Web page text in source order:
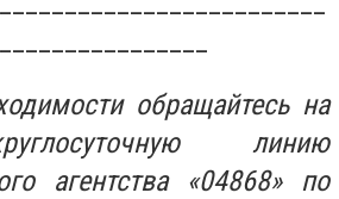
обращайтесь на
линию
агентства «04868» по